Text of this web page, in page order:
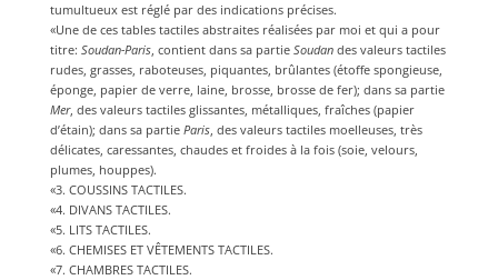
tumultueux est réglé par des indications précises.
«Une de ces tables tactiles abstraites réalisées par moi et qui a pour
titre: Soudan-Paris, contient dans sa partie Soudandes valeurs tactiles
rudes, grasses, raboteuses, piquantes, brûlantes (étoffe spongieuse,
éponge, papier de verre, laine, brosse, brosse de fer); dans sa partie
Mer, des valeurs tactiles glissantes, métalliques, fraîches (papier
d’étain); dans sa partie Paris, des valeurs tactiles moelleuses, très
délicates, caressantes, chaudes et froides à la fois (soie, velours,
plumes, houppes).
«3. COUSSINS TACTILES.
«4. DIVANS TACTILES.
«5. LITS TACTILES.
«6. CHEMISES ET VÊTEMENTS TACTILES.
«7. CHAMBRES TACTILES.